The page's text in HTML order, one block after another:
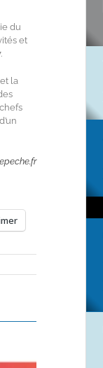
du
et
la